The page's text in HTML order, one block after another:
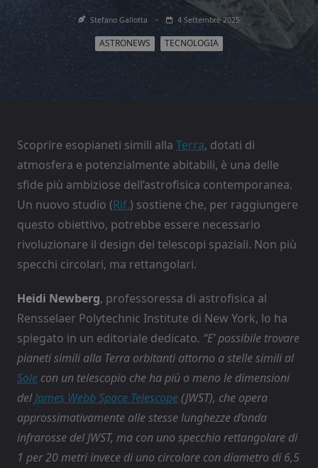
Stefano Gallotta 4 Settembre 2025
ASTRONEWS TECNOLOGIA
Scoprire esopianeti simili alla Terra, dotati di
atmosfera e potenzialmente abitabili, è una delle
sfide più ambiziose dell’astrofisica contemporanea.
Un nuovo studio (Rif.) sostiene che, per raggiungere
questo obiettivo, potrebbe essere necessario
rivoluzionare il design dei telescopi spaziali. Non più
specchi circolari, ma rettangolari.
Heidi Newberg, professoressa di astrofisica al
Rensselaer Polytechnic Institute di New York, lo ha
spiegato in un editoriale dedicato. “E’ possibile trovare
pianeti simili alla Terra orbitanti attorno a stelle simili al
Sole con un telescopio che ha più o meno le dimensioni
del James Webb Space Telescope(JWST), che opera
approssimativamente alle stesse lunghezze d’onda
infrarosse del JWST, ma con uno specchio rettangolare di
1 per 20 metri invece di uno circolare con diametro di 6,5